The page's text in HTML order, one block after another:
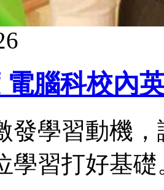
電腦科校內
發學習動機
學習打好基礎